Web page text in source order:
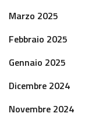
Marzo 2025
Febbraio 2025
Gennaio 2025
Dicembre 2024
Novembre 2024